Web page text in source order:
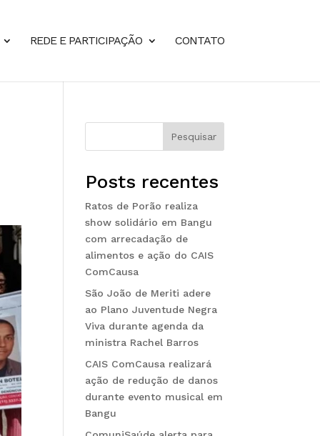
REDE E PARTICIPAÇÃO CONTATO
Pesquisar
Posts recentes
Ratos de Porão realiza
show solidário em Bangu
com arrecadação de
alimentos e ação do CAIS
ComCausa
São João de Meriti adere
ao Plano Juventude Negra
Viva durante agenda da
ministra Rachel Barros
CAIS ComCausa realizará
ação de redução de danos
durante evento musical em
Bangu